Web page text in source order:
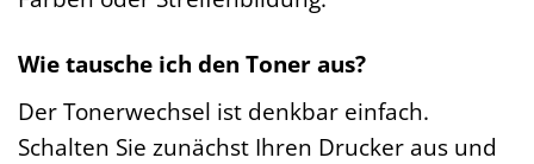
Wie tausche ich den Toner aus?
Der Tonerwechsel ist denkbar einfach.
Schalten Sie zunächst Ihren Drucker aus und